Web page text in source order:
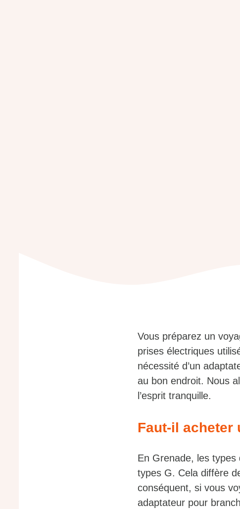
Vous préparez un
prises électriques
nécessité d’un
au bon endroit. Nous
l’esprit tranquille.
Faut-il acheter
En Grenade, les
types G. Cela diffère
conséquent, si vous
adaptateur pour